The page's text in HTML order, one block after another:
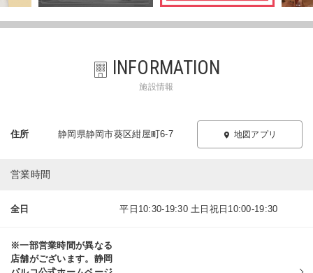
INFORMATION
施設情報
住所 静岡県静岡市葵区紺屋町6-7 地図アプリ
営業時間
全日 平日10:30-19:30 土日祝日10:00-19:30
※一部営業時間が異なる
店舗がございます。静岡